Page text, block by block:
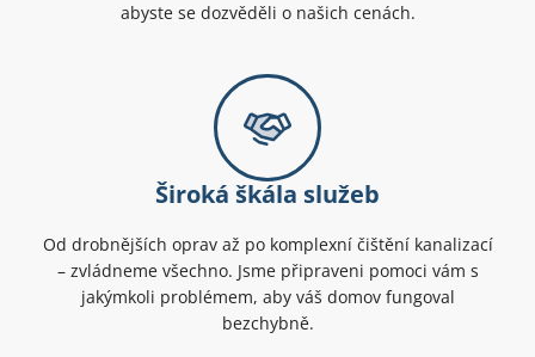
abyste se dozvěděli o našich cenách.
Široká škála služeb
Od drobnějších oprav až po komplexní čištění kanalizací
– zvládneme všechno. Jsme připraveni pomoci vám s
jakýmkoli problémem, aby váš domov fungoval
bezchybně.